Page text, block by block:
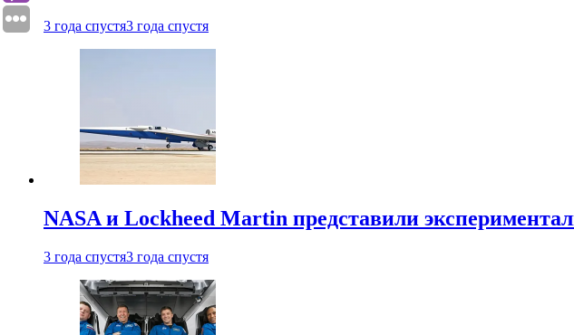
3 года спустя3 года спустя
NASA и Lockheed Martin представили
3 года спустя3 года спустя